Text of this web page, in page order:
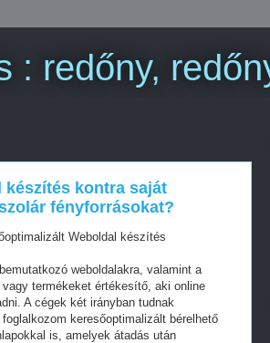
: redőny,
kontra saját
fényforrásokat?
Weboldal készítés
weboldalakra, valamint a
termékeket értékesítő, aki online
A cégek két irányban tudnak
keresőoptimalizált bérelhető
is, amelyek átadás után